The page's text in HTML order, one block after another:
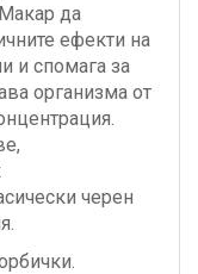
да
ефекти на
и спомага за
организма от
черен